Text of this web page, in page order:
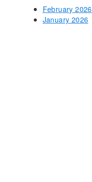
February 2026
January 2026